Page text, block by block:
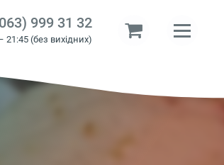
999 31 32
21:45 (без вихідних)